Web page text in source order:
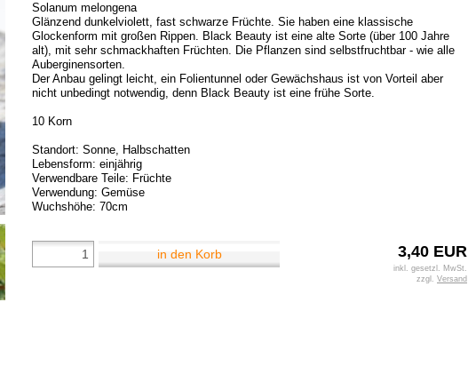
Solanum melongena
Glänzend dunkelviolett, fast schwarze Früchte. Sie haben eine klassische
Glockenform mit großen Rippen. Black Beauty ist eine alte Sorte (über 100 Jahre
alt), mit sehr schmackhaften Früchten. Die Pflanzen sind selbstfruchtbar - wie alle
Auberginensorten.
Der Anbau gelingt leicht, ein Folientunnel oder Gewächshaus ist von Vorteil aber
nicht unbedingt notwendig, denn Black Beauty ist eine frühe Sorte.
10 Korn
Standort: Sonne, Halbschatten
Lebensform: einjährig
Verwendbare Teile: Früchte
Verwendung: Gemüse
Wuchshöhe: 70cm
3,40 EUR
inkl. gesetzl. MwSt.
zzgl. Versand
in den Korb